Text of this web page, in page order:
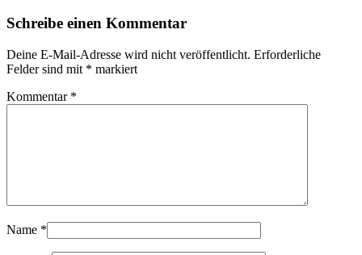
Schreibe einen Kommentar
Deine E-Mail-Adresse wird nicht veröffentlicht. Erforderliche
Felder sind mit * markiert
Kommentar *
Name *